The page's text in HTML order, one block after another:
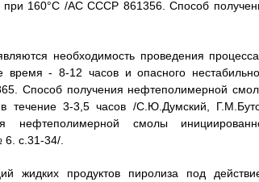
160°С /АС СССР 861356. Способ
необходимость проведения
- 8-12 часов и опасного
Способ получения нефтеполимерной
3-3,5 часов /С.Ю.Думский,
нефтеполимерной смолы
6. с.31-34/.
жидких продуктов пиролиза под